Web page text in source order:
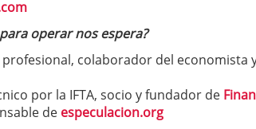
operar nos espera?
colaborador del economista
por la IFTA, socio y fundador de
de especulacion.org